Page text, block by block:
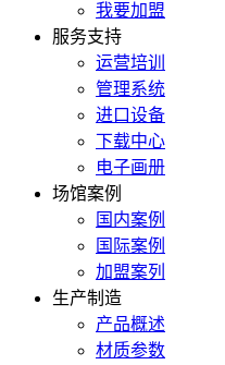
我要加盟
服务支持
运营培训
管理系统
进口设备
下载中心
电子画册
场馆案例
国内案例
国际案例
加盟案列
生产制造
产品概述
材质参数